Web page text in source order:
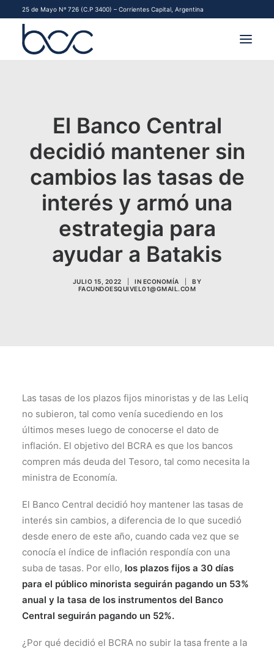
25 de Mayo Nº 726 (C.P 3400) – Corrientes Capital, Argentina
FINANCIAMIENTO PYME
CONTACTO
COMENZAR A OPERAR
El Banco Central
decidió mantener sin
cambios las tasas de
interés y armó una
estrategia para
ayudar a Batakis
JULIO 15, 2022 IN ECONOMÍA
BY
FACUNDOESQUIVEL01@GMAIL.COM
Las tasas de los plazos fijos minoristas y de las Leliq
no subieron, tal como venía sucediendo en los
últimos meses luego de conocerse el dato de
inflación. El objetivo del BCRA es que los bancos
compren más deuda del Tesoro, tal como necesita la
ministra de Economía.
El Banco Central decidió hoy mantener las tasas de
interés sin cambios, a diferencia de lo que sucedió
desde enero de este año, cuando cada vez que se
conocía el índice de inflación respondía con una
suba de tasas. Por ello, los plazos fijos a 30 días
para el público minorista seguirán pagando un 53%
anual y la tasa de los instrumentos del Banco
Central seguirán pagando un 52%.
¿Por qué decidió el BCRA no subir la tasa frente a la